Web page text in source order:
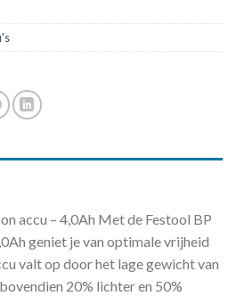
accu – 4,0Ah Met de Festool BP
geniet je van optimale vrijheid
valt op door het lage gewicht van
20% lichter en 50%